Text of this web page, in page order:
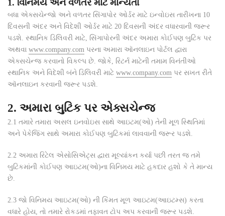
1. વિનિમય અને વળતર માટે માન્યતા
બધા એક્સચેન્જો અને વળતર સિંગાપોર ઓર્ડર માટે ઇન્વોઇસ તારીખના 10
દિવસની અંદર અને વિદેશી ઓર્ડર માટે 20 દિવસની અંદર વધારવાની જરૂર
પડશે. સ્થાનિક ડિલિવરી માટે, સિંગાપોરની અંદર અમારા કોઈપણ બુટિક પર
અથવા www.company.com પરના અમારા ઑનલાઇન પોર્ટલ દ્વારા
એક્સચેન્જ કરવાનો વિકલ્પ છે. જોકે, રિટર્ન માટેની તમામ વિનંતીઓ
સ્થાનિક અને વિદેશી બંને ડિલિવરી માટે www.company.com પર સખત રીતે
ઑનલાઇન કરવાની જરૂર પડશે.
2. અમારા બુટિક પર એક્સચેન્જ
2.1 તમારે તમારા અસલ ઇનવોઇસ સાથે આઇટમ(ઓ) તેની મૂળ સ્થિતિમાં
અને પેકેજિંગ સાથે અમારા કોઈપણ બુટિકમાં લાવવાની જરૂર પડશે.
2.2 અમારા રિટેલ એસોસિએટ્સ દ્વારા મૂલ્યાંકન કર્યા પછી તરત જ તમે
બુટિકમાંની કોઈપણ આઇટમ(ઓ)ના વિનિમય માટે હકદાર હશો કે તે માન્ય
છે.
2.3 જો વિનિમય આઇટમ(ઓ) ની કિંમત મૂળ આઇટમ(આઇટમ્સ) કરતા
વધારે હોય, તો તમારે રોકડમાં તફાવત ટોપ અપ કરવાની જરૂર પડશે.